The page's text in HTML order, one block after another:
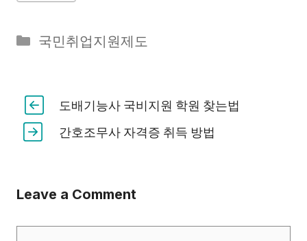
Categories
국민취업지원제도
도배기능사 국비지원 학원 찾는법
간호조무사 자격증 취득 방법
Leave a Comment